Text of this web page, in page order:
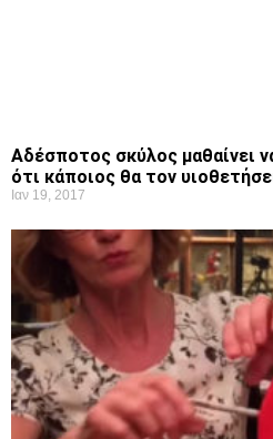
Αδέσποτος σκύλος μαθαίνει
ότι κάποιος θα τον
Ιαν 19, 2017